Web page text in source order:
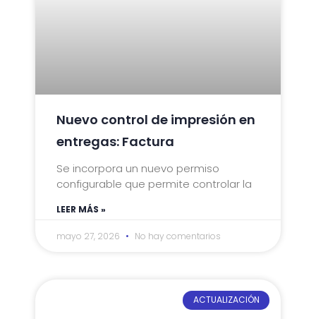
Nuevo control de impresión en
entregas: Factura
Se incorpora un nuevo permiso
configurable que permite controlar la
LEER MÁS »
mayo 27, 2026 No hay comentarios
ACTUALIZACIÓN